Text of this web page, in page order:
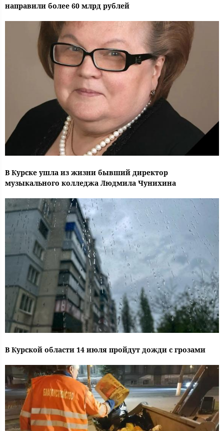
направили более 60 млрд рублей
В Курске ушла из жизни бывший директор
музыкального колледжа Людмила Чунихина
В Курской области 14 июля пройдут дожди с грозами